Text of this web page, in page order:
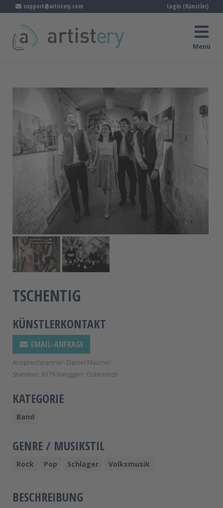
support@artistery.com Login (Künstler)
Menü
TSCHENTIG
KÜNSTLERKONTAKT
EMAIL-ANFRAGE
Ansprechpartner: Daniel Maizner
Standort: 6179 Ranggen, Österreich
KATEGORIE
Band
GENRE / MUSIKSTIL
Rock Pop Schlager Volksmusik
BESCHREIBUNG